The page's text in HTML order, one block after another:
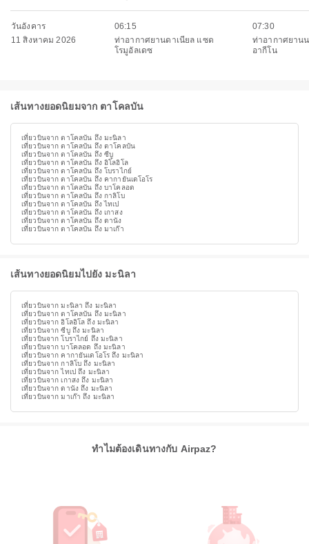
วันอังคาร
11 สิงหาคม 2026
06:15
ท่าอากาศยานดาเนียล แซด
โรมูอัลเดซ
07:30
ท่าอากาศยาน
อากีโน
เส้นทางยอดนิยมจาก ตาโคลบัน
เที่ยวบินจาก ตาโคลบัน ถึง มะนิลา
เที่ยวบินจาก ตาโคลบัน ถึง ตาโคลบัน
เที่ยวบินจาก ตาโคลบัน ถึง ซีบู
เที่ยวบินจาก ตาโคลบัน ถึง อิโลอิโล
เที่ยวบินจาก ตาโคลบัน ถึง โบราไกย์
เที่ยวบินจาก ตาโคลบัน ถึง คากายันเดโอโร
เที่ยวบินจาก ตาโคลบัน ถึง บาโคลอด
เที่ยวบินจาก ตาโคลบัน ถึง กาลิโบ
เที่ยวบินจาก ตาโคลบัน ถึง ไทเป
เที่ยวบินจาก ตาโคลบัน ถึง เกาสง
เที่ยวบินจาก ตาโคลบัน ถึง ดานัง
เที่ยวบินจาก ตาโคลบัน ถึง มาเก๊า
เส้นทางยอดนิยมไปยัง มะนิลา
เที่ยวบินจาก มะนิลา ถึง มะนิลา
เที่ยวบินจาก ตาโคลบัน ถึง มะนิลา
เที่ยวบินจาก อิโลอิโล ถึง มะนิลา
เที่ยวบินจาก ซีบู ถึง มะนิลา
เที่ยวบินจาก โบราไกย์ ถึง มะนิลา
เที่ยวบินจาก บาโคลอด ถึง มะนิลา
เที่ยวบินจาก คากายันเดโอโร ถึง มะนิลา
เที่ยวบินจาก กาลิโบ ถึง มะนิลา
เที่ยวบินจาก ไทเป ถึง มะนิลา
เที่ยวบินจาก เกาสง ถึง มะนิลา
เที่ยวบินจาก ดานัง ถึง มะนิลา
เที่ยวบินจาก มาเก๊า ถึง มะนิลา
ทำไมต้องเดินทางกับ Airpaz?